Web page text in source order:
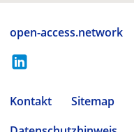
open-access.network
Kontakt Sitemap